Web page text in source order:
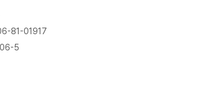
81-01917
5